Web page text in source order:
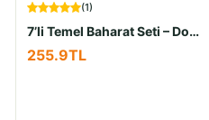
(1)
7’li Temel Baharat Seti – Doğal ve Katkısız Baharat Çeşitleri
255.9TL